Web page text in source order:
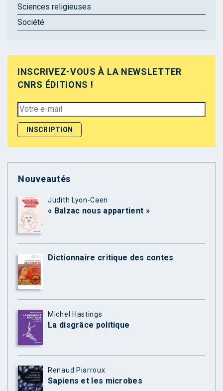
Sciences religieuses
Société
INSCRIVEZ-VOUS À LA NEWSLETTER
CNRS ÉDITIONS !
Nouveautés
Judith Lyon-Caen
« Balzac nous appartient »
Dictionnaire critique des contes
Michel Hastings
La disgrâce politique
Renaud Piarroux
Sapiens et les microbes